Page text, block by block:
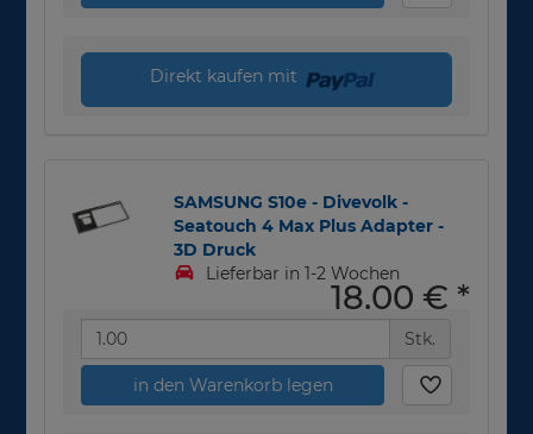
Direkt kaufen mit
SAMSUNG S10e - Divevolk -
Seatouch 4 Max Plus Adapter -
3D Druck
Lieferbar in 1-2 Wochen
18,00 € *
Stk.
in den Warenkorb legen